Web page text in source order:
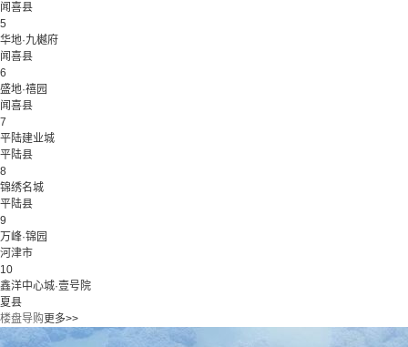
闻喜县
5
华地·九樾府
闻喜县
6
盛地·禧园
闻喜县
7
平陆建业城
平陆县
8
锦绣名城
平陆县
9
万峰·锦园
河津市
10
鑫洋中心城·壹号院
夏县
楼盘导购更多>>